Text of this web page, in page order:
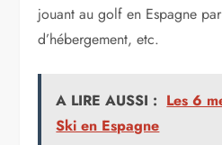
jouant au golf en Espagne
d’hébergement, etc.
A LIRE AUSSI : Les 6
Ski en Espagne